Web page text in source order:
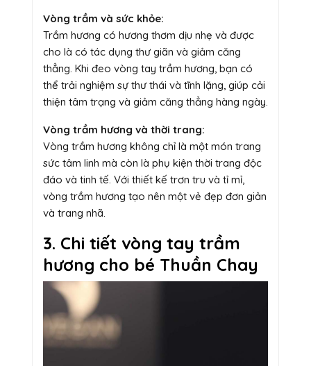
Vòng trầm và sức khỏe:
Trầm hương có hương thơm dịu nhẹ và được
cho là có tác dụng thư giãn và giảm căng
thẳng. Khi đeo vòng tay trầm hương, bạn có
thể trải nghiệm sự thư thái và tĩnh lặng, giúp cải
thiện tâm trạng và giảm căng thẳng hàng ngày.
Vòng trầm hương và thời trang:
Vòng trầm hương không chỉ là một món trang
sức tâm linh mà còn là phụ kiện thời trang độc
đáo và tinh tế. Với thiết kế trơn tru và tỉ mỉ,
vòng trầm hương tạo nên một vẻ đẹp đơn giản
và trang nhã.
3. Chi tiết vòng tay trầm
hương cho bé Thuần Chay